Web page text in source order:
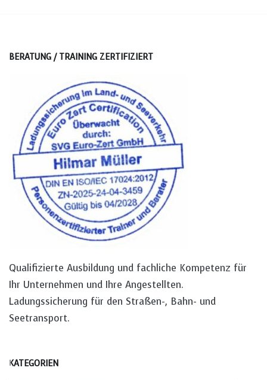
BERATUNG / TRAINING ZERTIFIZIERT
Qualifizierte Ausbildung und fachliche Kompetenz für
Ihr Unternehmen und Ihre Angestellten.
Ladungssicherung für den Straßen-, Bahn- und
Seetransport.
KATEGORIEN